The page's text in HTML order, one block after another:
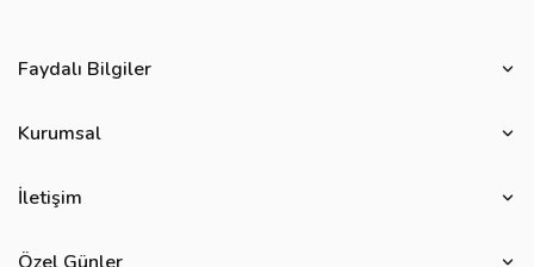
Faydalı Bilgiler
Çiçek Anlamları
Kurumsal
Ürün Güvenliği
İletişim
Özel Günler